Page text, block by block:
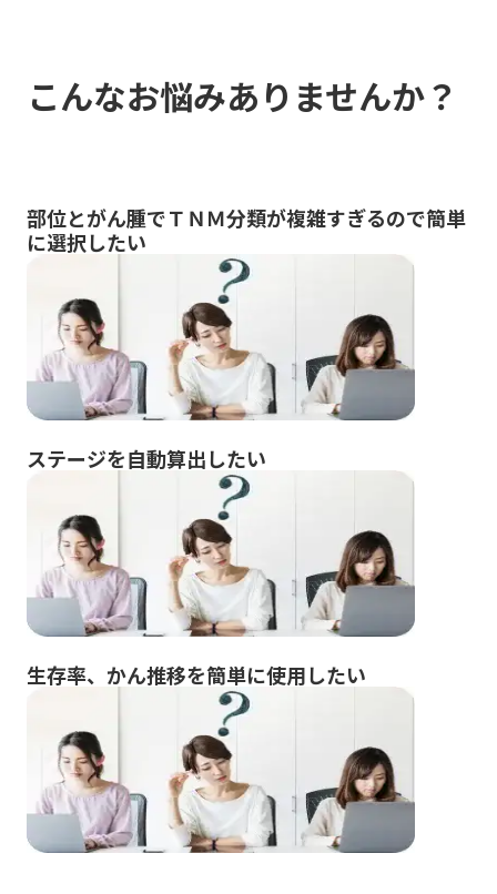
こんなお悩みありませんか？
部位とがん腫でＴＮＭ分類が複雑すぎるので簡単
に選択したい
ステージを自動算出したい
生存率、かん推移を簡単に使用したい